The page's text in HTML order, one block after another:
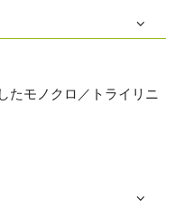
たモノクロ／トライリニ